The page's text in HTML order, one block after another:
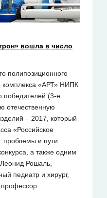
вошла в число
полипозиционного
комплекса «АРТ» НИПК
победителей (3-е
отечественную
– 2017, который
«Российское
проблемы и пути
а также одним
Рошаль,
педиатр и хирург,